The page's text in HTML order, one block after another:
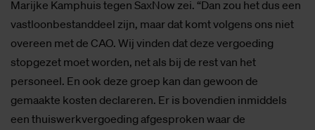
Marijke Kamphuis tegen SaxNow zei. “Dan zou het dus een
vastloonbestanddeel zijn, maar dat komt volgens ons niet
overeen met de CAO. Wij vinden dat deze vergoeding
stopgezet moet worden, net als bij de rest van het
personeel. En ook deze groep kan dan gewoon de
gemaakte kosten declareren. Er is bovendien inmiddels
een thuiswerkvergoeding afgesproken waar de